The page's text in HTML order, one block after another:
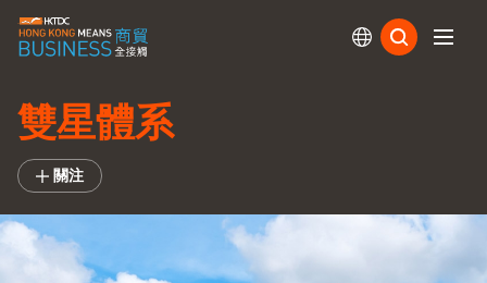
雙星體系
關注